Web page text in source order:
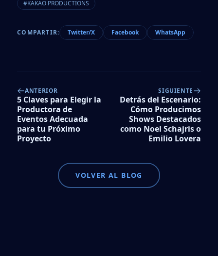
#KAKAO PRODUCTIONS
COMPARTIR: Twitter/X Facebook WhatsApp
ANTERIOR
5 Claves para Elegir la
Productora de
Eventos Adecuada
para tu Próximo
Proyecto
SIGUIENTE
Detrás del Escenario:
Cómo Producimos
Shows Destacados
como Noel Schajris o
Emilio Lovera
VOLVER AL BLOG